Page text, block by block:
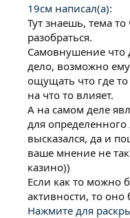
19см написал(а):
Тут знаешь, тема то
разобраться.
Самовнушение что
дело, возможно
ощущать что где то
на что то влияет.
А на самом деле
для
высказался, да и
ваше мнение не
казино))
Если как то можно
активности, то
Нажмите для